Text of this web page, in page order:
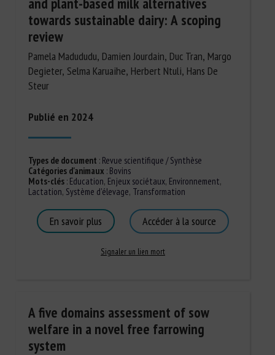
towards sustainable dairy: A scoping
review
Pamela Madududu, Damien Jourdain, Duc Tran, Margo
Degieter, Selma Karuaihe, Herbert Ntuli, Hans De
Steur
Publié en 2024
Types de document : Revue scientifique / Synthèse
Catégories d'animaux : Bovins
Mots-clés: Education, Enjeux sociétaux, Environnement,
Lactation, Système d'élevage, Transformation
En savoir plus Accéder à la source
Signaler un lien mort
A five domains assessment of sow
welfare in a novel free farrowing
system